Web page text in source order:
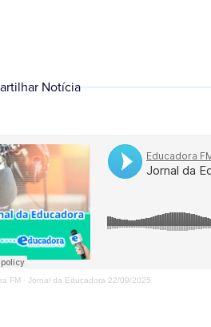
Notícia
FM · Jornal da Educadora 22/09/2025